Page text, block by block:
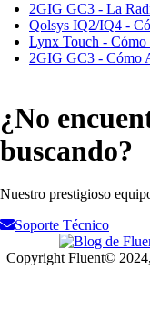
2GIG GC3 - La
Qolsys IQ2/IQ4 -
Lynx Touch - Cómo
2GIG GC3 - Cómo
¿No
buscando?
Nuestro prestigioso
Soporte Técnico
Copyright Fluent©